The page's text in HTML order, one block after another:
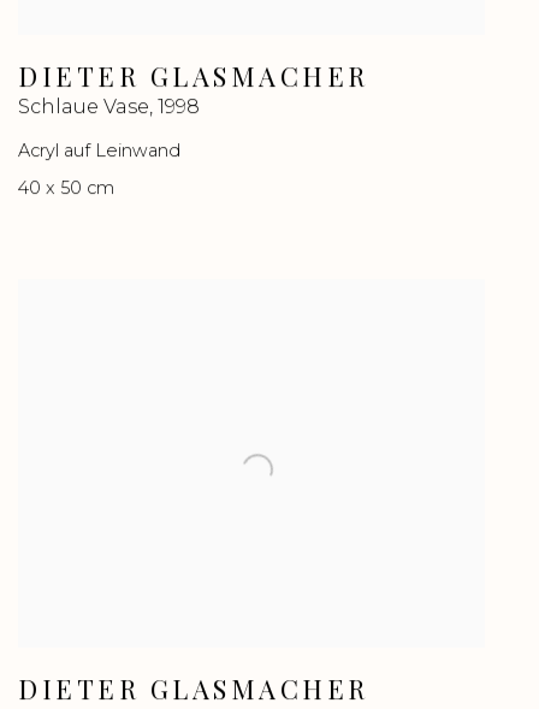
DIETER GLASMACHER
Schlaue Vase, 1998
Acryl auf Leinwand
40 x 50 cm
DIETER GLASMACHER